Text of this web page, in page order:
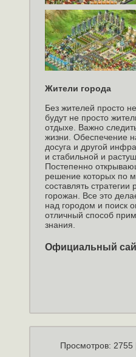
Жители города
Без жителей просто
будут не просто
отдыхе. Важно
жизни. Обеспечение
досуга и другой
и стабильной и
Постепенно
решение которых по
составлять
горожан. Все это
над городом и поиск
отличный способ
знания.
Официальный
Просмотров: